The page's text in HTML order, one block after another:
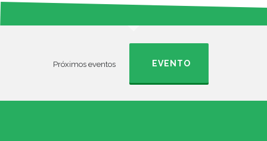
Próximos eventos EVENTO